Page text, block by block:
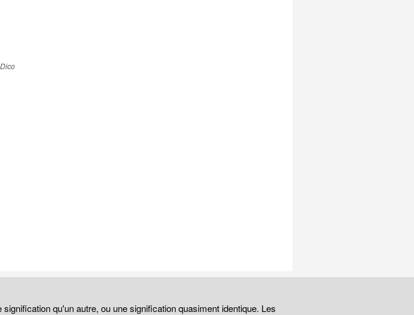
qu'un autre, ou une signification quasiment identique. Les